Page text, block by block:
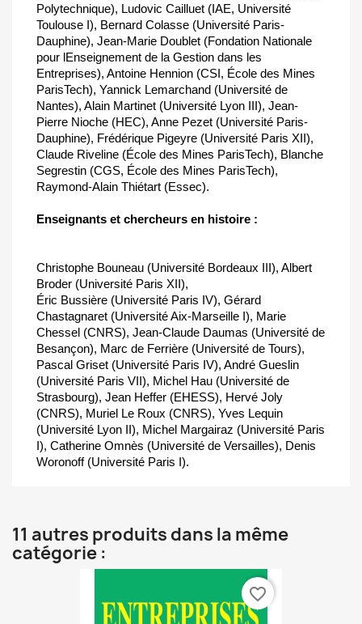
Polytechnique), Ludovic Cailluet (IAE, Université
Toulouse I), Bernard Colasse (Université Paris-
Dauphine), Jean-Marie Doublet (Fondation Nationale
pour lEnseignement de la Gestion dans les
Entreprises), Antoine Hennion (CSI, École des Mines
ParisTech), Yannick Lemarchand (Université de
Nantes), Alain Martinet (Université Lyon III), Jean-
Pierre Nioche (HEC), Anne Pezet (Université Paris-
Dauphine), Frédérique Pigeyre (Université Paris XII),
Claude Riveline (École des Mines ParisTech), Blanche
Segrestin (CGS, École des Mines ParisTech),
Raymond-Alain Thiétart (Essec).
Enseignants et chercheurs en histoire :
Christophe Bouneau (Université Bordeaux III), Albert
Broder (Université Paris XII),
Éric Bussière (Université Paris IV), Gérard
Chastagnaret (Université Aix-Marseille I), Marie
Chessel (CNRS), Jean-Claude Daumas (Université de
Besançon), Marc de Ferrière (Université de Tours),
Pascal Griset (Université Paris IV), André Gueslin
(Université Paris VII), Michel Hau (Université de
Strasbourg), Jean Heffer (EHESS), Hervé Joly
(CNRS), Muriel Le Roux (CNRS), Yves Lequin
(Université Lyon II), Michel Margairaz (Université Paris
I), Catherine Omnès (Université de Versailles), Denis
Woronoff (Université Paris I).
11 autres produits dans la même
catégorie :
favorite_border